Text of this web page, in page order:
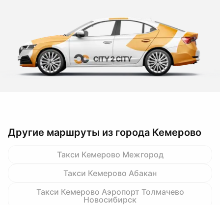
Другие маршруты из города Кемерово
Такси Кемерово Межгород
Такси Кемерово Абакан
Такси Кемерово Аэропорт Толмачево
Новосибирск